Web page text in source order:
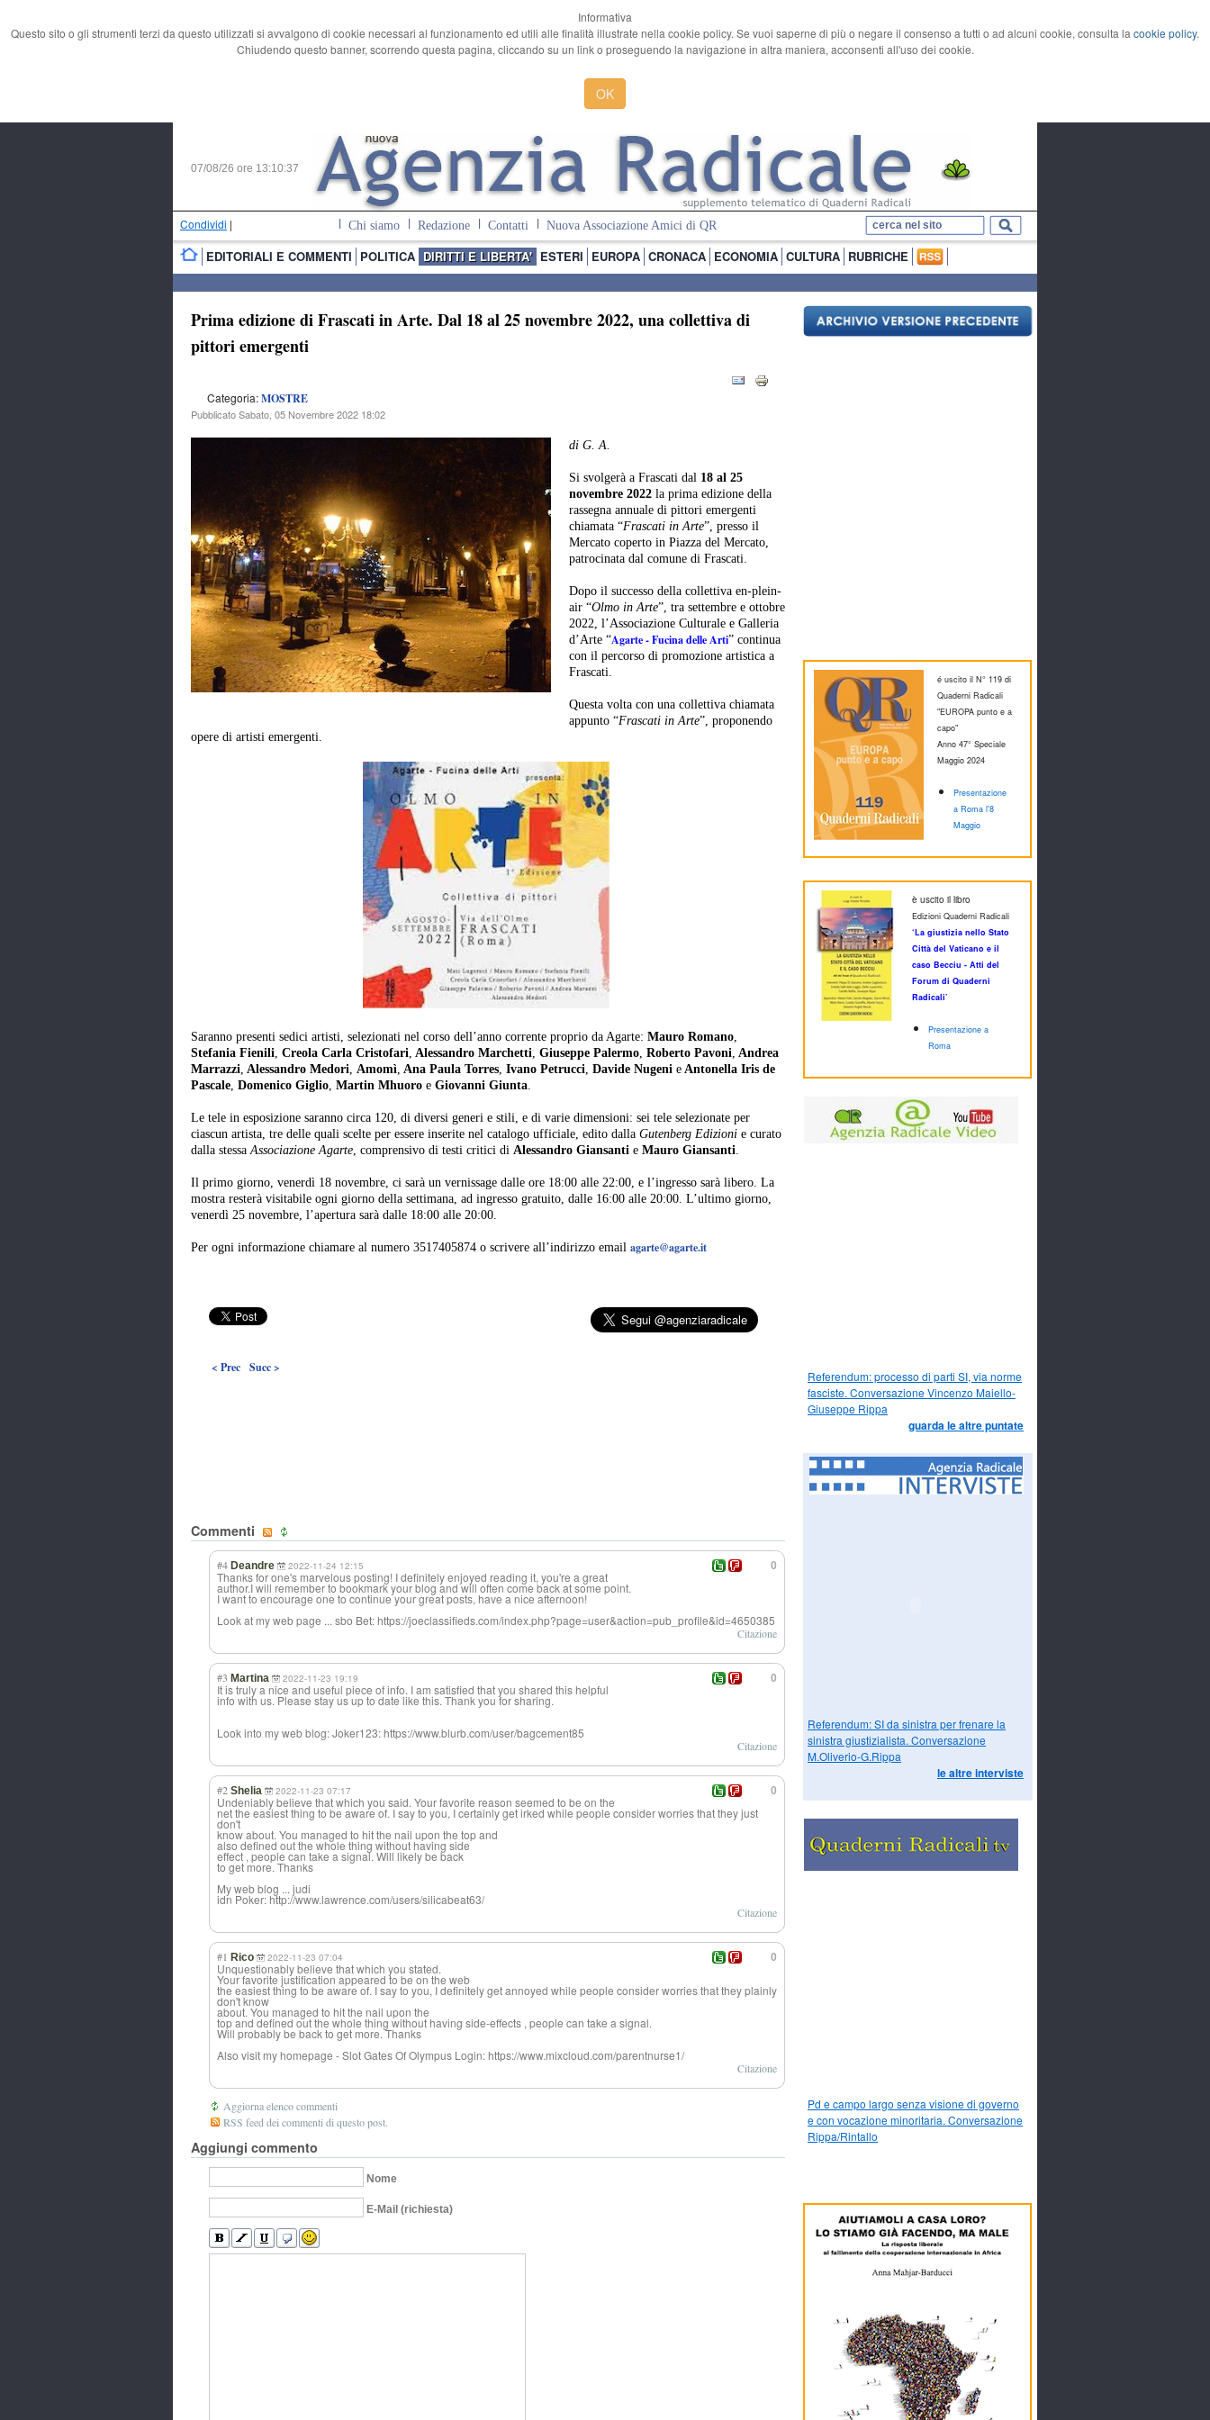
Informativa
Questo sito o gli strumenti terzi da questo utilizzati si avvalgono di cookie necessari al funzionamento ed utili alle finalità illustrate nella cookie policy. Se vuoi saperne di più o negare il consenso a tutti o ad alcuni cookie, consulta la cookie policy.
Chiudendo questo banner, scorrendo questa pagina, cliccando su un link o proseguendo la navigazione in altra maniera, acconsenti all'uso dei cookie.
OK
07/08/26 ore 13:10:38
Condividi | Chi siamo Redazione Contatti Nuova Associazione Amici di QR
EDITORIALI E COMMENTI POLITICA DIRITTI E LIBERTA' ESTERI EUROPA CRONACA ECONOMIA CULTURA RUBRICHE
Prima edizione di Frascati in Arte. Dal 18 al 25 novembre 2022, una collettiva di
pittori emergenti
Categoria:MOSTRE
Pubblicato Sabato, 05 Novembre 2022 18:02
di G. A.
Si svolgerà a Frascati dal 18 al 25
novembre 2022 la prima edizione della
rassegna annuale di pittori emergenti
chiamata “Frascati in Arte”, presso il
Mercato coperto in Piazza del Mercato,
patrocinata dal comune di Frascati.
Dopo il successo della collettiva en-plein-
air “Olmo in Arte”, tra settembre e ottobre
2022, l’Associazione Culturale e Galleria
d’Arte “Agarte - Fucina delle Arti” continua
con il percorso di promozione artistica a
Frascati.
Questa volta con una collettiva chiamata
appunto “Frascati in Arte”, proponendo
opere di artisti emergenti.
Saranno presenti sedici artisti, selezionati nel corso dell’anno corrente proprio da Agarte: Mauro Romano,
Stefania Fienili, Creola Carla Cristofari, Alessandro Marchetti, Giuseppe Palermo, Roberto Pavoni, Andrea
Marrazzi, Alessandro Medori, Amomì, Ana Paula Torres, Ivano Petrucci, Davide Nugeni e Antonella Iris de
Pascale, Domenico Giglio, Martin Mhuoro e Giovanni Giunta.
Le tele in esposizione saranno circa 120, di diversi generi e stili, e di varie dimensioni: sei tele selezionate per
ciascun artista, tre delle quali scelte per essere inserite nel catalogo ufficiale, edito dalla Gutenberg Edizioni e curato
dalla stessaAssociazione Agarte, comprensivo di testi critici di Alessandro Giansanti e Mauro Giansanti.
Il primo giorno, venerdì 18 novembre, ci sarà un vernissage dalle ore 18:00 alle 22:00, e l’ingresso sarà libero. La
mostra resterà visitabile ogni giorno della settimana, ad ingresso gratuito, dalle 16:00 alle 20:00. L’ultimo giorno,
venerdì 25 novembre, l’apertura sarà dalle 18:00 alle 20:00.
Per ogni informazione chiamare al numero 3517405874 o scrivere all’indirizzo email agarte@agarte.it
< Prec Succ >
Commenti
0
#4 Deandre 2022-11-24 12:15
Thanks for one's marvelous posting! I definitely enjoyed reading it, you're a great
author.I will remember to bookmark your blog and will often come back at some point.
I want to encourage one to continue your great posts, have a nice afternoon!
Look at my web page ... sbo Bet: https://joeclassifieds.com/index.php?page=user&action=pub_profile&id=4650385
Citazione
0
#3 Martina 2022-11-23 19:19
It is truly a nice and useful piece of info. I am satisfied that you shared this helpful
info with us. Please stay us up to date like this. Thank you for sharing.
Look into my web blog: Joker123: https://www.blurb.com/user/bagcement85
Citazione
0
#2 Shelia 2022-11-23 07:17
Undeniably believe that which you said. Your favorite reason seemed to be on the
net the easiest thing to be aware of. I say to you, I certainly get irked while people consider worries that they just
don't
know about. You managed to hit the nail upon the top and
also defined out the whole thing without having side
effect , people can take a signal. Will likely be back
to get more. Thanks
My web blog ... judi
idn Poker: http://www.lawrence.com/users/silicabeat63/
Citazione
0
#1 Rico 2022-11-23 07:04
Unquestionably believe that which you stated.
Your favorite justification appeared to be on the web
the easiest thing to be aware of. I say to you, I definitely get annoyed while people consider worries that they plainly
don't know
about. You managed to hit the nail upon the
top and defined out the whole thing without having side-effects , people can take a signal.
Will probably be back to get more. Thanks
Also visit my homepage - Slot Gates Of Olympus Login: https://www.mixcloud.com/parentnurse1/
Citazione
Aggiorna elenco commenti
RSS feed dei commenti di questo post.
Aggiungi commento
Nome
E-Mail (richiesta)
é uscito il N° 119 di
Quaderni Radicali
"EUROPA punto e a
capo"
Anno 47° Speciale
Maggio 2024
Presentazione
a Roma l'8
Maggio
è uscito il libro
Edizioni Quaderni Radicali
‘La giustizia nello Stato
Città del Vaticano e il
caso Becciu - Atti del
Forum di Quaderni
Radicali’
Presentazione a
Roma
Referendum: processo di parti SI, via norme
fasciste. Conversazione Vincenzo Maiello-
Giuseppe Rippa
guarda le altre puntate
Referendum: SI da sinistra per frenare la
sinistra giustizialista. Conversazione
M.Oliverio-G.Rippa
le altre interviste
Pd e campo largo senza visione di governo
e con vocazione minoritaria. Conversazione
Rippa/Rintallo